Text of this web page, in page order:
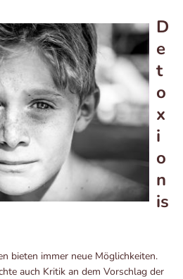
D
e
t
o
x
i
o
n
is
bieten immer neue Möglichkeiten.
auch Kritik an dem Vorschlag der